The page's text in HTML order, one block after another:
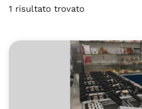
1 risultato trovato